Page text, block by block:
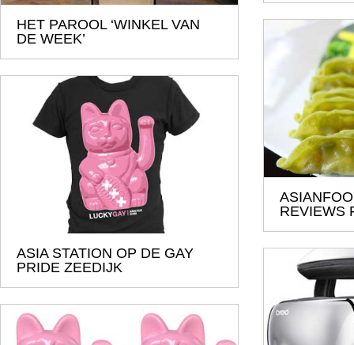
HET PAROOL ‘WINKEL VAN
DE WEEK’
REVIEWS
ASIA STATION OP DE GAY
PRIDE ZEEDIJK